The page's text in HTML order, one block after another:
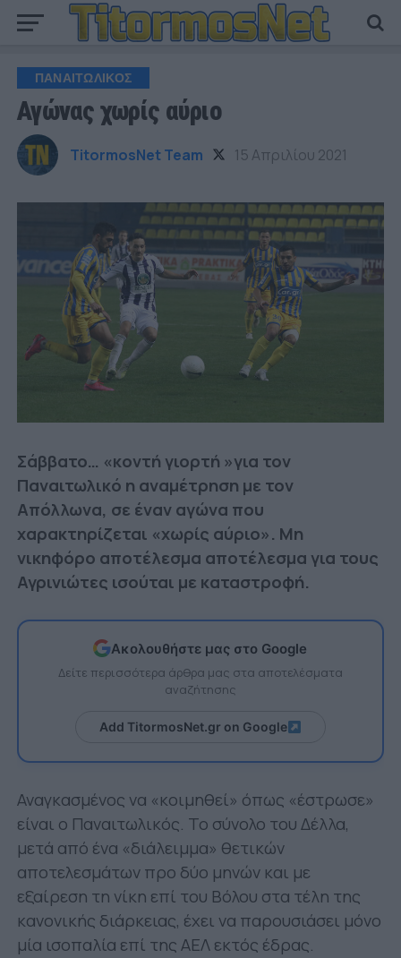
ΠΑΝΑΙΤΩΛΙΚΟΣ
Αγώνας χωρίς αύριο
TitormosNet Team 15 Απριλίου 2021
Σάββατο… «κοντή γιορτή »για τον
Παναιτωλικό η αναμέτρηση με τον
Απόλλωνα, σε έναν αγώνα που
χαρακτηρίζεται «χωρίς αύριο». Μη
νικηφόρο αποτέλεσμα αποτέλεσμα για τους
Αγρινιώτες ισούται με καταστροφή.
Ακολουθήστε μας στο Google
Δείτε περισσότερα άρθρα μας στα αποτελέσματα
αναζήτησης
Add TitormosNet.gr on Google
Αναγκασμένος να «κοιμηθεί» όπως «έστρωσε»
είναι ο Παναιτωλικός. Το σύνολο του Δέλλα,
μετά από ένα «διάλειμμα» θετικών
αποτελεσμάτων προ δύο μηνών και με
εξαίρεση τη νίκη επί του Βόλου στα τέλη της
κανονικής διάρκειας, έχει να παρουσιάσει μόνο
μία ισοπαλία επί της ΑΕΛ εκτός έδρας.